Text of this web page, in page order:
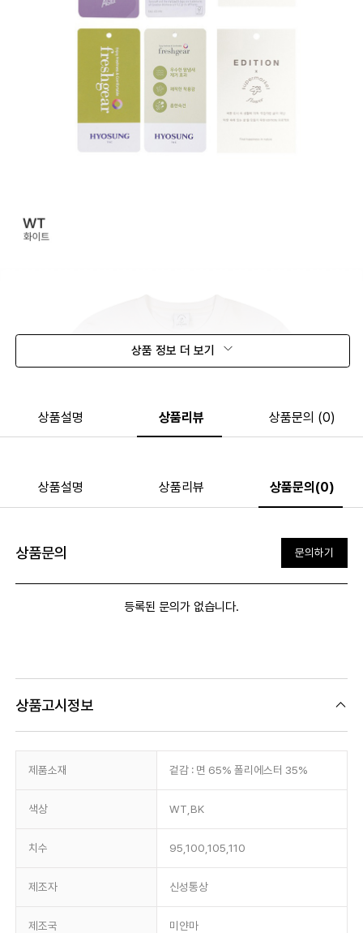
상품 정보 더 보기
상품설명 상품리뷰 상품문의 (0)
상품설명 상품리뷰 상품문의(0)
상품문의 문의하기
등록된 문의가 없습니다.
상품고시정보
제품소재 겉감 : 면 65% 폴리에스터 35%
색상 WT,BK
치수 95,100,105,110
제조자 신성통상
제조국 미얀마